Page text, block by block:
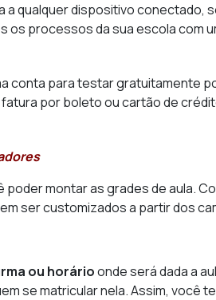
qualquer dispositivo conectado,
processos da sua escola com
conta para testar gratuitamente
por boleto ou cartão de
montar as grades de aula.
ser customizados a partir dos
ou horárioonde será dada a
se matricular nela. Assim, você